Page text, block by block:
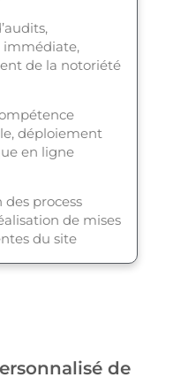
de la notoriété
déploiement
en ligne
process
de mises
du site
de